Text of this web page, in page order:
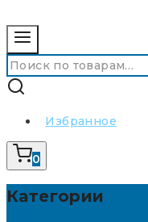
Искать:
Избранное
0
Категории